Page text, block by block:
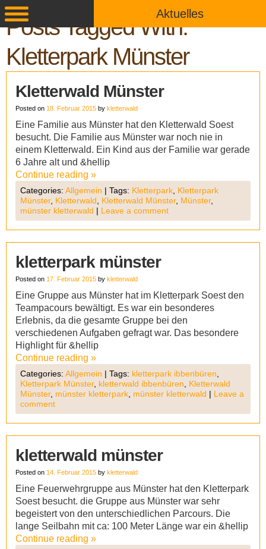
Aktuelles
Posts Tagged With:
Kletterpark Münster
Kletterwald Münster
Posted on 18. Februar 2015 by kletterwald
Eine Familie aus Münster hat den Kletterwald Soest
besucht. Die Familie aus Münster war noch nie in
einem Kletterwald. Ein Kind aus der Familie war gerade
6 Jahre alt und &hellip
Continue reading »
Categories: Allgemein | Tags: Kletterpark Kletterpark
Münster, Kletterwald Kletterwald Münster, Münster,
münster kletterwald | Leave a comment
kletterpark münster
Posted on 17. Februar 2015 by kletterwald
Eine Gruppe aus Münster hat im Kletterpark Soest den
Teampacours bewältigt. Es war ein besonderes
Erlebnis, da die gesamte Gruppe bei den
verschiedenen Aufgaben gefragt war. Das besondere
Highlight für &hellip
Continue reading »
Categories: Allgemein | Tags: kletterpark ibbenbüren
Kletterpark Münster, kletterwald ibbenbüren
Kletterwald
Münster, münster kletterpark münster kletterwald | Leave a
comment
kletterwald münster
Posted on 14. Februar 2015 by kletterwald
Eine Feuerwehrgruppe aus Münster hat den Kletterpark
Soest besucht. die Gruppe aus Münster war sehr
begeistert von den unterschiedlichen Parcours. Die
lange Seilbahn mit ca: 100 Meter Länge war ein &hellip
Continue reading »